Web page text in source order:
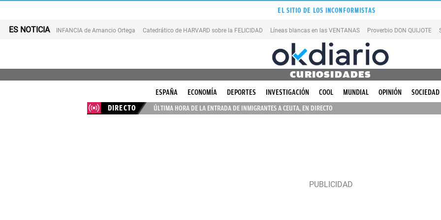
EL SITIO DE LOS INCONFORMISTAS
ES NOTICIA INFANCIA de Amancio Ortega Catedrático de HARVARD sobre la FELICIDAD Líneas blancas en las VENTANAS Proverbio DON QUIJOTE
CURIOSIDADES
ESPAÑA ECONOMÍA DEPORTES INVESTIGACIÓN COOL MUNDIAL OPINIÓN SOCIEDAD
DIRECTO
ÚLTIMA HORA DE LA ENTRADA DE INMIGRANTES A CEUTA, EN DIRECTO